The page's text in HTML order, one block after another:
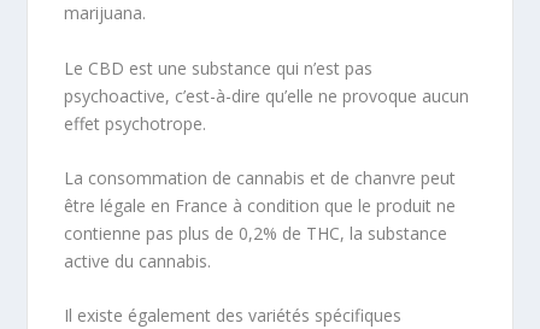
marijuana.
Le CBD est une substance qui n’est pas
psychoactive, c’est-à-dire qu’elle ne provoque aucun
effet psychotrope.
La consommation de cannabis et de chanvre peut
être légale en France à condition que le produit ne
contienne pas plus de 0,2% de THC, la substance
active du cannabis.
Il existe également des variétés spécifiques